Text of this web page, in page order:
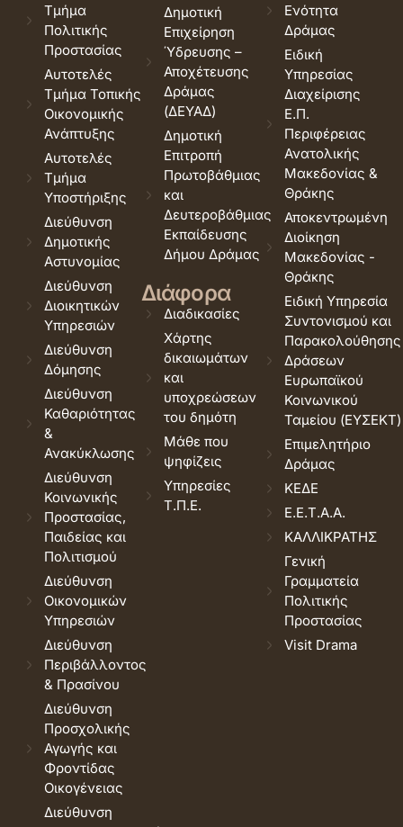
Τμήμα
Πολιτικής
Προστασίας
Αυτοτελές
Τμήμα Τοπικής
Οικονομικής
Ανάπτυξης
Αυτοτελές
Τμήμα
Υποστήριξης
Διεύθυνση
Δημοτικής
Αστυνομίας
Διεύθυνση
Διοικητικών
Υπηρεσιών
Διεύθυνση
Δόμησης
Διεύθυνση
Καθαριότητας
&
Ανακύκλωσης
Διεύθυνση
Κοινωνικής
Προστασίας,
Παιδείας και
Πολιτισμού
Διεύθυνση
Οικονομικών
Υπηρεσιών
Διεύθυνση
Περιβάλλοντος
& Πρασίνου
Διεύθυνση
Προσχολικής
Αγωγής και
Φροντίδας
Οικογένειας
Διεύθυνση
Δημοτική
Επιχείρηση
Ύδρευσης –
Αποχέτευσης
Δράμας
(ΔΕΥΑΔ)
Δημοτική
Επιτροπή
Πρωτοβάθμιας
και
Δευτεροβάθμιας
Εκπαίδευσης
Δήμου Δράμας
Διάφορα
Διαδικασίες
Χάρτης
δικαιωμάτων
και
υποχρεώσεων
του δημότη
Μάθε που
ψηφίζεις
Υπηρεσίες
Τ.Π.Ε.
Ενότητα
Δράμας
Ειδική
Υπηρεσίας
Διαχείρισης
Ε.Π.
Περιφέρειας
Ανατολικής
Μακεδονίας &
Θράκης
Αποκεντρωμένη
Διοίκηση
Μακεδονίας -
Θράκης
Ειδική Υπηρεσία
Συντονισμού και
Παρακολούθησης
Δράσεων
Ευρωπαϊκού
Κοινωνικού
Ταμείου (ΕΥΣΕΚΤ)
Επιμελητήριο
Δράμας
ΚΕΔΕ
Ε.Ε.Τ.Α.Α.
ΚΑΛΛΙΚΡΑΤΗΣ
Γενική
Γραμματεία
Πολιτικής
Προστασίας
Visit Drama